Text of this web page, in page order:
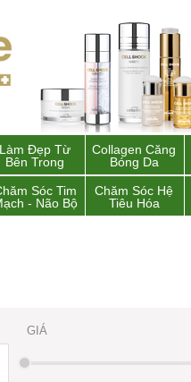
Làm Đẹp Từ
Bên Trong
Collagen Căng
Bóng Da
Sóc Tim
- Não Bộ
Chăm Sóc Hệ
Tiêu Hóa
GIÁ